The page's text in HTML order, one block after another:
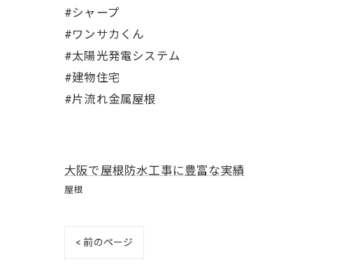
#シャープ
#ワンサカくん
#太陽光発電システム
#建物住宅
#片流れ金属屋根
大阪で屋根防水工事に豊富な実績
屋根
< 前のページ